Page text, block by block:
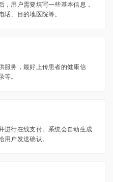
，用户需要填写一些基本信息，
话、目的地医院等。
服务，最好上传患者的健康信
等。
进行在线支付。系统会自动生成
用户发送确认。